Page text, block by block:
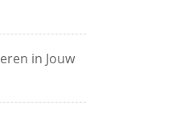
in Jouw